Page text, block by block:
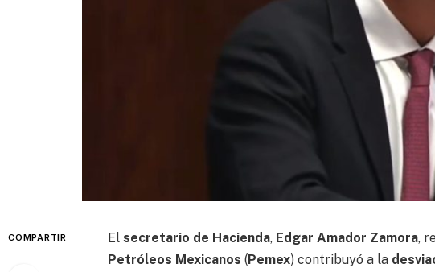
COMPARTIR El secretario de Hacienda, Edgar Amador Zamora,
Petróleos Mexicanos (Pemex) contribuyó a la